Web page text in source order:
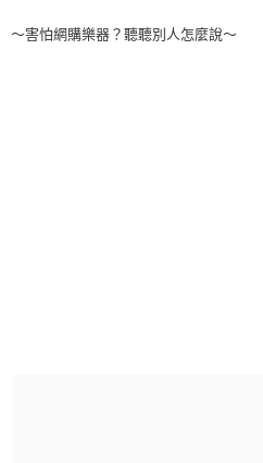
～害怕網購樂器？聽聽別人怎麼說～